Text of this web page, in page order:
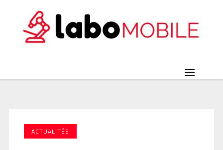
ACTUALITÉS